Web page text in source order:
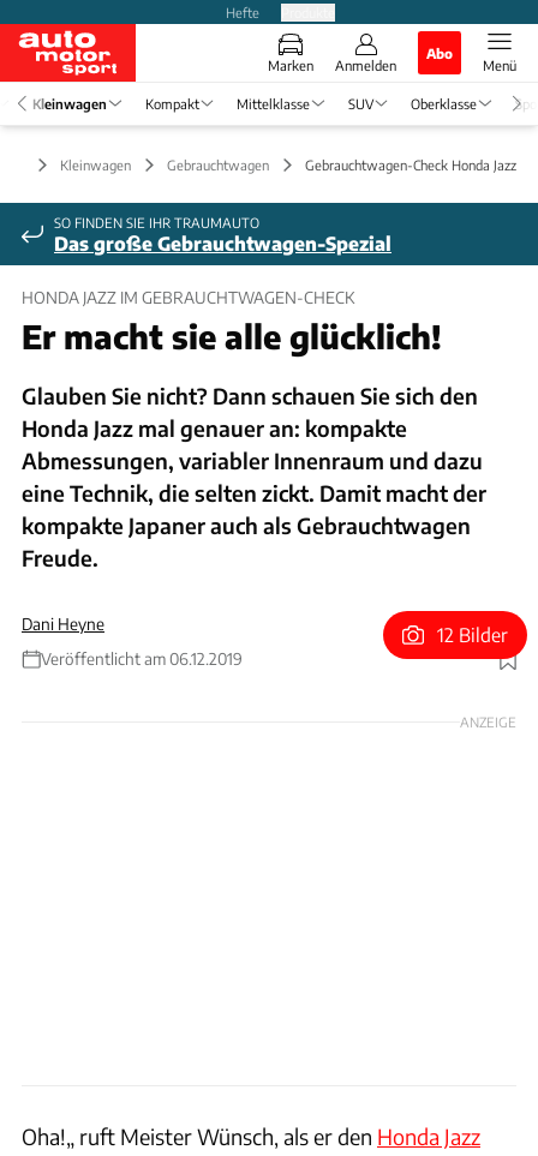
Hefte
Marken Anmelden
Abo
Menü
Kleinwagen Kompakt Mittelklasse SUV Oberklasse
Kleinwagen Gebrauchtwagen Gebrauchtwagen-Check Honda Jazz
SO FINDEN SIE IHR TRAUMAUTO
Das große Gebrauchtwagen-Spezial
HONDA JAZZ IM GEBRAUCHTWAGEN-CHECK
Er macht sie alle glücklich!
Glauben Sie nicht? Dann schauen Sie sich den
Honda Jazz mal genauer an: kompakte
Abmessungen, variabler Innenraum und dazu
eine Technik, die selten zickt. Damit macht der
kompakte Japaner auch als Gebrauchtwagen
Freude.
Dani Heyne
Veröffentlicht am 06.12.2019
Foto: Dani Heyne
12 Bilder
ANZEIGE
Oha!„ ruft Meister Wünsch, als er den Honda Jazz